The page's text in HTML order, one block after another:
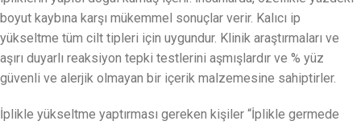
boyut kaybına karşı mükemmel sonuçlar verir. Kalıcı ip
yükseltme tüm cilt tipleri için uygundur. Klinik araştırmaları ve
aşırı duyarlı reaksiyon tepki testlerini aşmışlardır ve % yüz
güvenli ve alerjik olmayan bir içerik malzemesine sahiptirler.
İplikle yükseltme yaptırması gereken kişiler “İplikle germede